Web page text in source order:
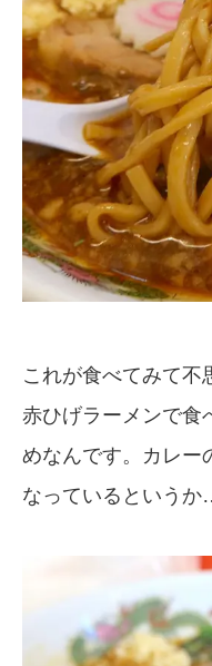
これが食べてみて不
赤ひげラーメンで食
めなんです。カレー
なっているというか